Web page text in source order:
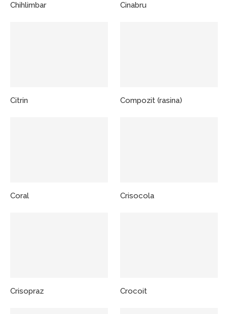
Chihlimbar Cinabru
Citrin Compozit (rasina)
Coral Crisocola
Crisopraz Crocoit